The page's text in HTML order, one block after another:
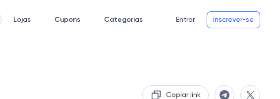
Lojas Cupons Categorias Entrar Inscrever-se
Copiar link